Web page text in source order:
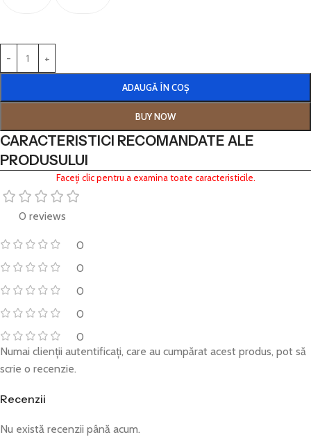
ADAUGĂ ÎN COȘ
BUY NOW
CARACTERISTICI RECOMANDATE ALE
PRODUSULUI
Faceți clic pentru a examina toate caracteristicile.
0 reviews
0
0
0
0
0
Recenzii
Nu există recenzii până acum.
Numai clienții autentificați, care au cumpărat acest produs, pot să
scrie o recenzie.